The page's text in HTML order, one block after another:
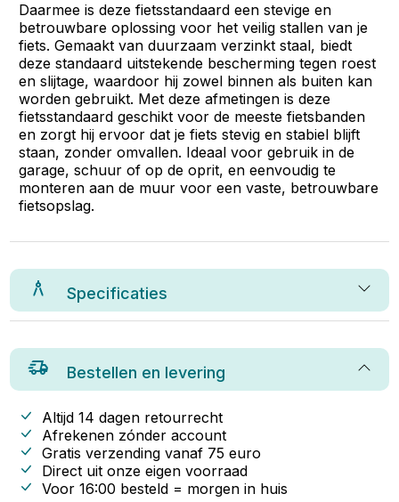
Daarmee is deze fietsstandaard een stevige en
betrouwbare oplossing voor het veilig stallen van je
fiets. Gemaakt van duurzaam verzinkt staal, biedt
deze standaard uitstekende bescherming tegen roest
en slijtage, waardoor hij zowel binnen als buiten kan
worden gebruikt. Met deze afmetingen is deze
fietsstandaard geschikt voor de meeste fietsbanden
en zorgt hij ervoor dat je fiets stevig en stabiel blijft
staan, zonder omvallen. Ideaal voor gebruik in de
garage, schuur of op de oprit, en eenvoudig te
monteren aan de muur voor een vaste, betrouwbare
fietsopslag.
Specificaties
Bestellen en levering
Altijd 14 dagen retourrecht
Afrekenen zónder account
Gratis verzending vanaf 75 euro
Direct uit onze eigen voorraad
Voor 16:00 besteld = morgen in huis